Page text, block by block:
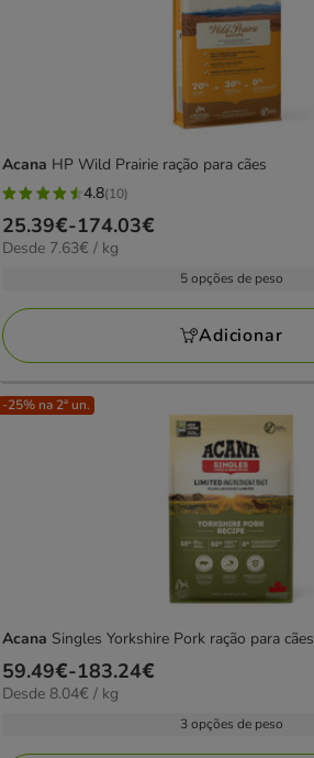
Acana HP Wild Prairie ração para cães
4.8
estrelas
com
avaliações
4.8(10)
Preço
de
174.03€
25.39€-174.03€
7.63€
Desde 7.63€ / kg
5 opções de peso
Adicionar
-25% na 2ª un.
Acana Singles Yorkshire Pork ração para cães
Preço
de
59.49€-183.24€
8.04€
Desde 8.04€ / kg
3 opções de peso